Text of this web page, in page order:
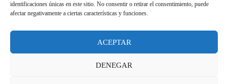
identificaciones únicas en este sitio. No consentir o retirar el consentimiento, puede
afectar negativamente a ciertas características y funciones.
ACEPTAR
DENEGAR
a la visita del público, a la vez que se suspenden todas
durante un mes.
Sentimos las molestias causadas y esperamos retomar la
normalidad lo antes posible